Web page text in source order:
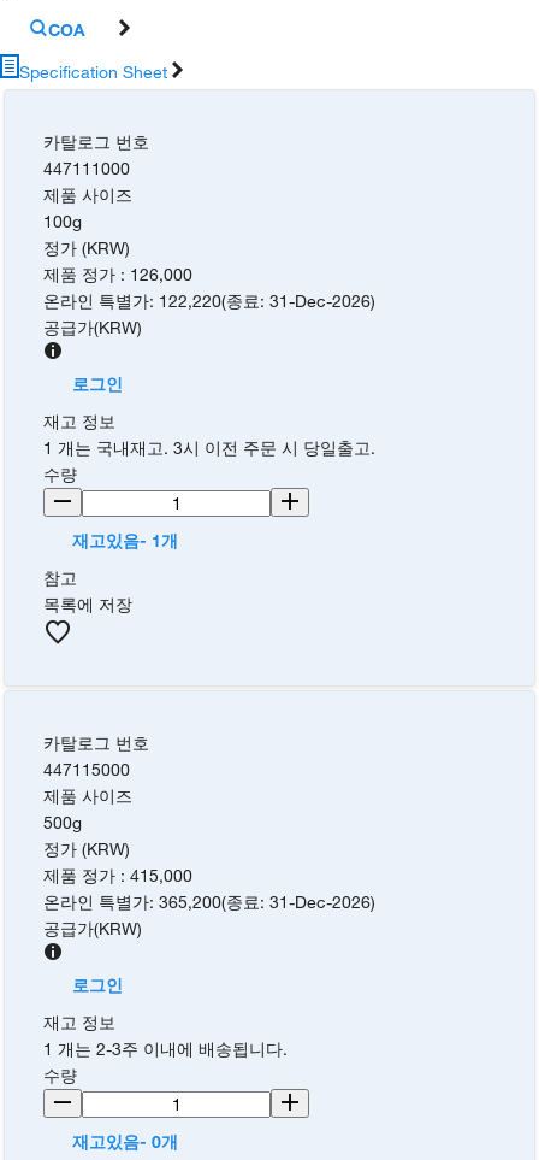
COA
Specification Sheet
카탈로그 번호
447111000
제품 사이즈
100g
정가 (KRW)
제품 정가 : 126,000
온라인 특별가: 122,220(종료:31-Dec-2026)
공급가(KRW)
로그인
재고 정보
1 개는 국내재고. 3시 이전 주문 시 당일출고.
수량
재고있음- 1개
참고
목록에 저장
카탈로그 번호
447115000
제품 사이즈
500g
정가 (KRW)
제품 정가 :415,000
온라인 특별가:365,200(종료:31-Dec-2026)
공급가(KRW)
로그인
재고 정보
1 개는 2-3주 이내에 배송됩니다.
수량
재고있음- 0개